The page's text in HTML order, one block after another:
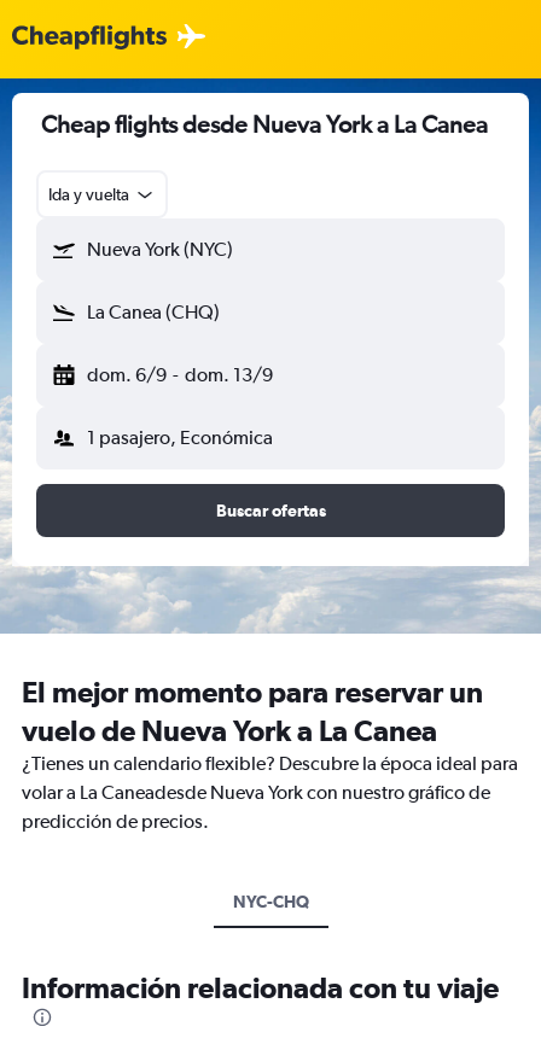
Cheap flights desde Nueva York a La Canea
Ida y vuelta
Nueva York (NYC)
La Canea (CHQ)
dom. 6/9 - dom. 13/9
1 pasajero, Económica
Buscar ofertas
El mejor momento para reservar un
vuelo de Nueva York a La Canea
¿Tienes un calendario flexible? Descubre la época ideal para
volar a La Caneadesde Nueva York con nuestro gráfico de
predicción de precios.
NYC-CHQ
Información relacionada con tu viaje